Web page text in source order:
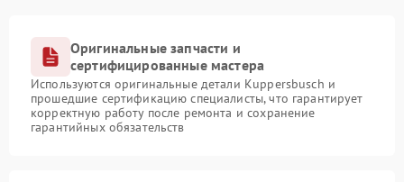
Оригинальные запчасти и
сертифицированные мастера
Используются оригинальные детали Kuppersbusch и
прошедшие сертификацию специалисты, что гарантирует
корректную работу после ремонта и сохранение
гарантийных обязательств